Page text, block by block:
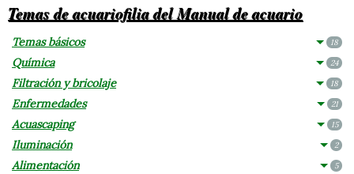
Temas de acuariofilia del Manual de acuario
Temas básicos 18
Química 24
Filtración y bricolaje 18
Enfermedades 21
Acuascaping 15
Iluminación 2
Alimentación 5